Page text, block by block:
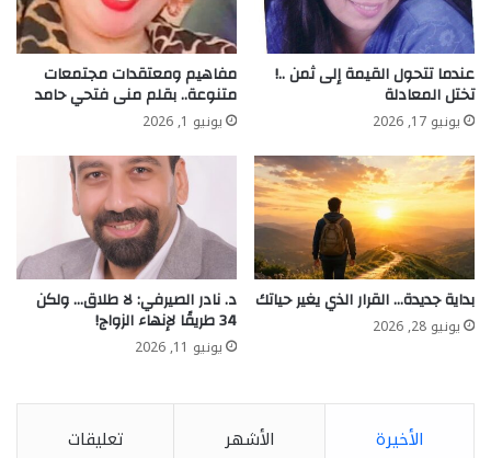
عندما تتحول القيمة إلى ثمن ..!
تختل المعادلة
يونيو 17, 2026
مفاهيم ومعتقدات مجتمعات
متنوعة.. بقلم منى فتحي حامد
يونيو 1, 2026
بداية جديدة… القرار الذي يغير حياتك
يونيو 28, 2026
د. نادر الصيرفي: لا طلاق… ولكن
34 طريقًا لإنهاء الزواج!
يونيو 11, 2026
الأخيرة الأشهر تعليقات